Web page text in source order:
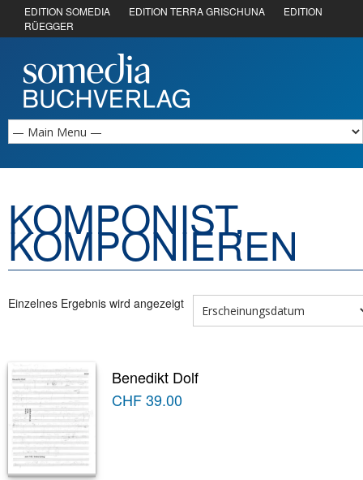
EDITION SOMEDIA EDITION TERRA GRISCHUNA
EDITION
RÜEGGER
KOMPONIST,
KOMPONIEREN
Einzelnes Ergebnis wird angezeigt
Benedikt Dolf
CHF39.00